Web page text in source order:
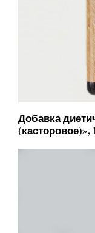
Добавка
(касторовое)»,